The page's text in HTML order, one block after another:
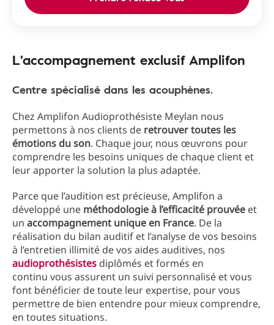
L'accompagnement exclusif Amplifon
Centre spécialisé dans les acouphènes.
Chez Amplifon Audioprothésiste Meylan nous
permettons à nos clients de retrouver toutes les
émotions du son. Chaque jour, nous œuvrons pour
comprendre les besoins uniques de chaque client et
leur apporter la solution la plus adaptée.
Parce que l’audition est précieuse, Amplifon a
développé une méthodologie à l’efficacité prouvée et
un accompagnement unique en France. De la
réalisation du bilan auditif et l’analyse de vos besoins
à l’entretien illimité de vos aides auditives, nos
audioprothésistes diplômés et formés en
continu vous assurent un suivi personnalisé et vous
font bénéficier de toute leur expertise, pour vous
permettre de bien entendre pour mieux comprendre,
en toutes situations.